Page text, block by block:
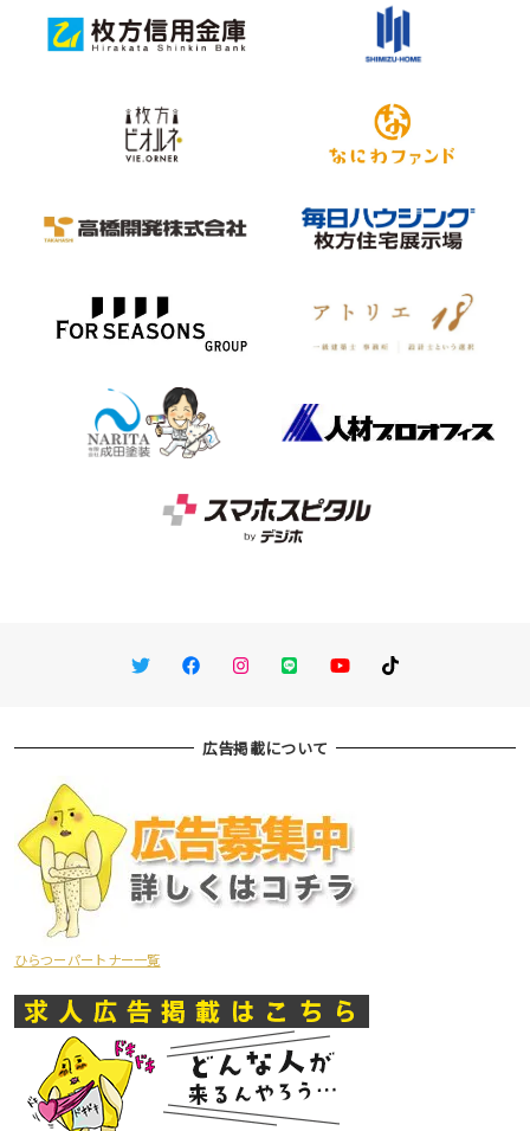
TwitterFacebookInstagram
LINE You TubeTikTok
広告掲載について
ひらつーパートナー一覧